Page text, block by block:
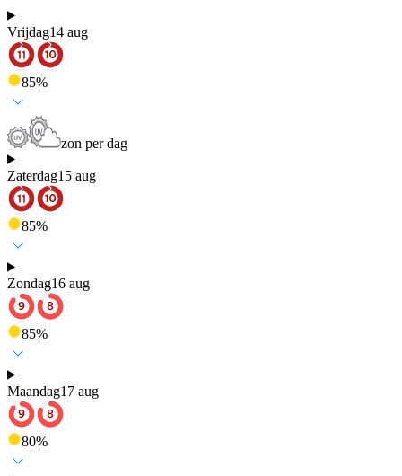
Vrijdag14 aug
85%
zon per dag
Zaterdag15 aug
85%
Zondag16 aug
85%
Maandag17 aug
80%